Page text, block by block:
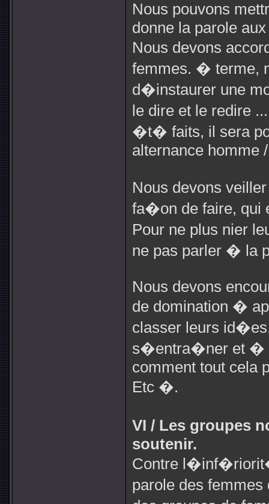
Nous pouvons
donne la parole
Nous devons
femmes. � terme,
d�instaurer une
le dire et le redire
�t� faits, il sera
alternance homme
Nous devons
fa�on de faire, qui
Pour ne plus nier
ne pas parler � la
Nous devons
de domination �
classer leurs
s�entra�ner et �
comment tout cela
Etc �.
VI / Les groupes
soutenir.
Contre
parole des